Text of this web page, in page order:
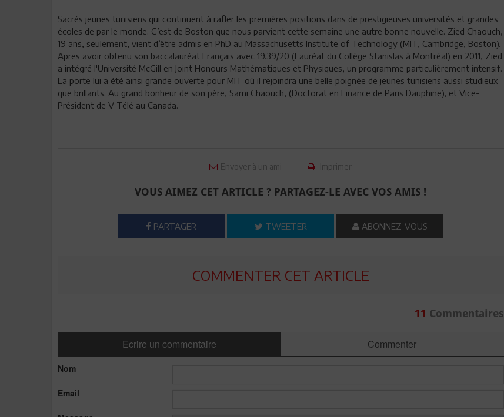
Sacrés jeunes tunisiens qui continuent à rafler les premières positions dans de prestigieuses universités et grandes
écoles de par le monde. C’est de Boston que nous parvient cette semaine une autre bonne nouvelle. Zied Chaouch,
19 ans, seulement, vient d’être admis en PhD au Massachusetts Institute of Technology (MIT, Cambridge, Boston).
Apres avoir obtenu son baccalauréat Français avec 19.39/20 (Lauréat du Collège Stanislas à Montréal) en 2011, Zied
a intégré l'Université McGill en Joint Honours Mathématiques et Physiques, un programme particulièrement intensif.
La porte lui a été ainsi grande ouverte pour MIT où il rejoindra une belle poignée de jeunes tunisiens aussi studieux
que brillants. Au grand bonheur de son père, Sami Chaouch, (Doctorat en Finance de Paris Dauphine), et Vice-
Président de V-Télé au Canada.
Envoyer à un ami Imprimer
VOUS AIMEZ CET ARTICLE ? PARTAGEZ-LE AVEC VOS AMIS !
PARTAGER TWEETER ABONNEZ-VOUS
COMMENTER CET ARTICLE
11 Commentaires
Ecrire un commentaire Commenter
Nom
Email